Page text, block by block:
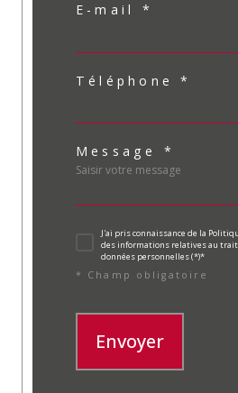
E-mail *
Téléphone *
Message *
J'ai pris connaissance de la
des informations relatives au
données personnelles (*)*
* Champ obligatoire
Envoyer